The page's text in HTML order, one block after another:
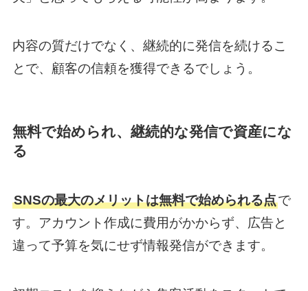
内容の質だけでなく、継続的に発信を続けるこ
とで、顧客の信頼を獲得できるでしょう。
無料で始められ、継続的な発信で資産にな
る
SNSの最大のメリットは無料で始められる点で
す。アカウント作成に費用がかからず、広告と
違って予算を気にせず情報発信ができます。